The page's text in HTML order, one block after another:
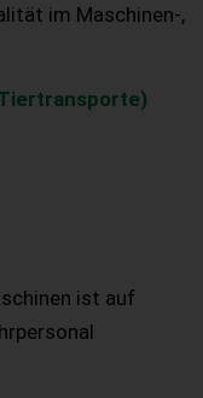
im Maschinen-,
ist auf